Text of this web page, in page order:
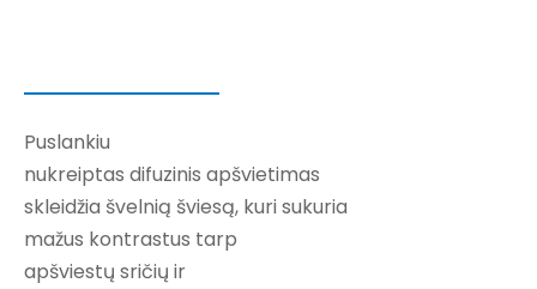
Puslankiu
nukreiptas difuzinis apšvietimas
skleidžia švelnią šviesą, kuri sukuria
mažus kontrastus tarp
apšviestų sričių ir